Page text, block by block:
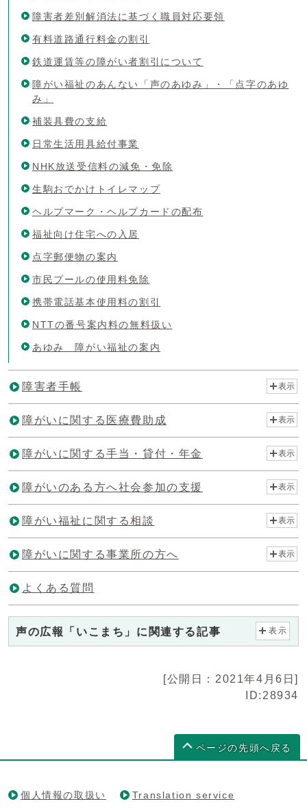
障害者差別解消法に基づく職員対応要領
有料道路通行料金の割引
鉄道運賃等の障がい者割引について
障がい福祉のあんない「声のあゆみ」・「点字のあゆ
み」
補装具費の支給
日常生活用具給付事業
NHK放送受信料の減免・免除
生駒おでかけトイレマップ
ヘルプマーク・ヘルプカードの配布
福祉向け住宅への入居
点字郵便物の案内
市民プールの使用料免除
携帯電話基本使用料の割引
NTTの番号案内料の無料扱い
あゆみ 障がい福祉の案内
障害者手帳 表示
障がいに関する医療費助成 表示
障がいに関する手当・貸付・年金 表示
障がいのある方へ社会参加の支援 表示
障がい福祉に関する相談 表示
障がいに関する事業所の方へ 表示
よくある質問
声の広報「いこまち」に関連する記事 表示
[公開日：2021年4月6日]
ID:28934
ページの先頭へ戻る
個人情報の取扱い Translation service